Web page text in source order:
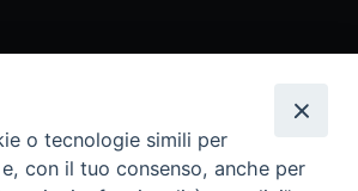
o tecnologie simili per
con il tuo consenso, anche per